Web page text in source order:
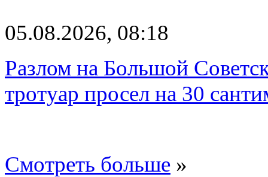
05.08.2026, 08:18
Разлом на Большой
тротуар просел на 30
Смотреть больше »